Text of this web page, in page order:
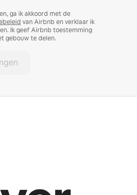
ga ik akkoord met de
van Airbnb en verklaar ik
Ik geef Airbnb toestemming
gebouw te delen.